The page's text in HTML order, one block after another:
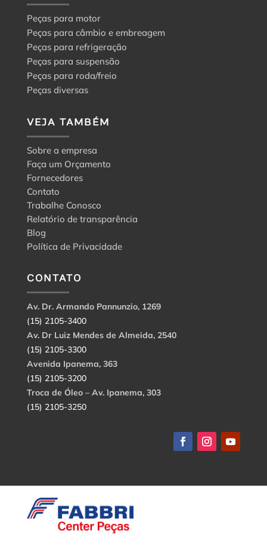
Peças para motor
Peças para câmbio e embreagem
Peças para refrigeração
Peças para suspensão
Peças para roda/freio
Peças diversas
VEJA TAMBÉM
Sobre a empresa
Faça um Orçamento
Fornecedores
Contato
Trabalhe Conosco
Relatório de transparência
Blog
Política de Privacidade
CONTATO
Av. Dr. Armando Pannunzio, 1269
(15) 2105-3400
Av. Dr Luiz Mendes de Almeida, 2540
(15) 2105-3300
Avenida Ipanema, 363
(15) 2105-3200
Troca de Óleo – Av. Ipanema, 303
(15) 2105-3250